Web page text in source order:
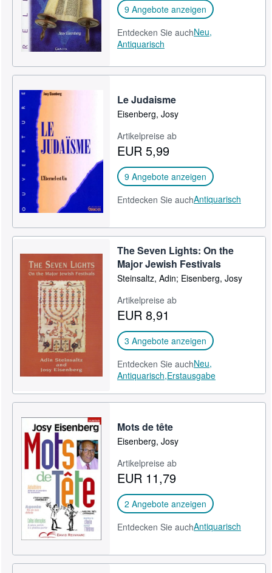
9 Angebote anzeigen
Entdecken Sie auchNeu,
Antiquarisch
Le Judaisme
Eisenberg, Josy
Artikelpreise ab
EUR 5,99
9 Angebote anzeigen
Entdecken Sie auchAntiquarisch
The Seven Lights: On the
Major Jewish Festivals
Steinsaltz, Adin; Eisenberg, Josy
Artikelpreise ab
EUR 8,91
3 Angebote anzeigen
Entdecken Sie auchNeu,
Antiquarisch,Erstausgabe
Mots de tête
Eisenberg, Josy
Artikelpreise ab
EUR 11,79
2 Angebote anzeigen
Entdecken Sie auchAntiquarisch